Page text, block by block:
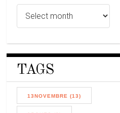
TAGS
13NOVEMBRE (13)